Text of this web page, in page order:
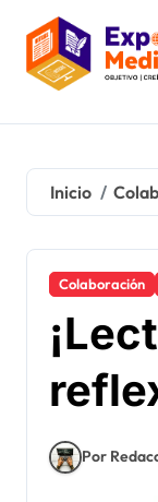
contenido
Inicio
Colaboración
Por